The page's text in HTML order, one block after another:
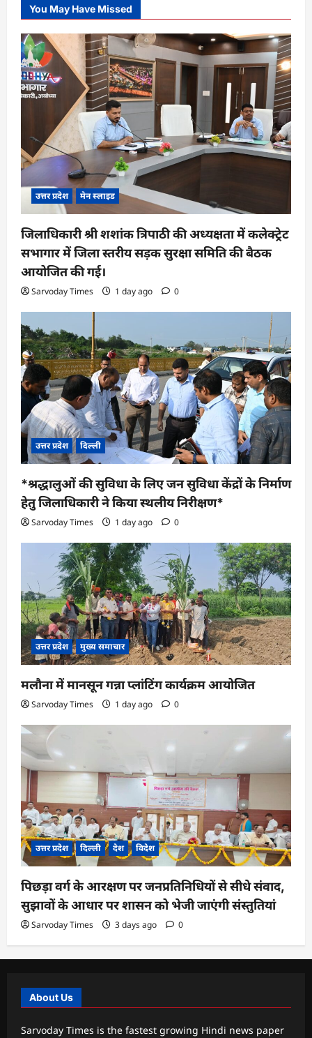
You May Have Missed
उत्तर प्रदेश मेन स्लाइड
जिलाधिकारी श्री शशांक त्रिपाठी की अध्यक्षता में कलेक्ट्रेट
सभागार में जिला स्तरीय सड़क सुरक्षा समिति की बैठक
आयोजित की गई।
Sarvoday Times 1 day ago 0
उत्तर प्रदेश दिल्ली
*श्रद्धालुओं की सुविधा के लिए जन सुविधा केंद्रों के निर्माण
हेतु जिलाधिकारी ने किया स्थलीय निरीक्षण*
Sarvoday Times 1 day ago 0
उत्तर प्रदेश मुख्य समाचार
मलौना में मानसून गन्ना प्लांटिंग कार्यक्रम आयोजित
Sarvoday Times 1 day ago 0
उत्तर प्रदेश दिल्ली देश विदेश
पिछड़ा वर्ग के आरक्षण पर जनप्रतिनिधियों से सीधे संवाद,
सुझावों के आधार पर शासन को भेजी जाएंगी संस्तुतियां
Sarvoday Times 3 days ago 0
About Us
Sarvoday Times is the fastest growing Hindi news paper